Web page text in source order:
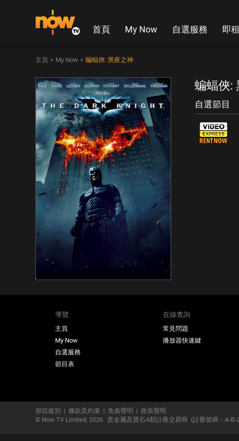
首頁 My Now 自選服務 即
主頁 > My Now > 蝙蝠俠: 黑夜之神
蝙蝠俠:
自選節目
導覽
主頁
My Now
自選服務
節目表
在線查詢
常見問題
播放器快速鍵
節目級別 | 條款及約束 | 免責聲明 | 政策聲明
© Now TV Limited, 2026 貴金屬及寶石A類註冊交易商 (註冊號碼：A-B-